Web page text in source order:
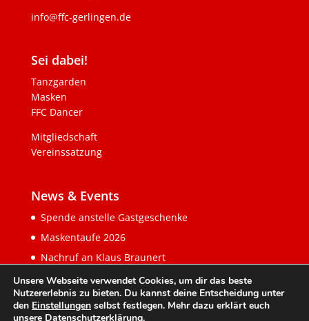
info@ffc-gerlingen.de
Sei dabei!
Tanzgarden
Masken
FFC Dancer
Mitgliedschaft
Vereinssatzung
News & Events
Spende anstelle Gastgeschenke
Maskentaufe 2026
Nachruf an Klaus Braunert
Unsere Webseite verwendet Cookies, um dir das beste
Nutzererlebnis zu bieten. Du kannst deine Entscheidung unter
den Einstellungen selbst festlegen. Mehr dazu erklärt euch
unsere Datenschutzerklärung.